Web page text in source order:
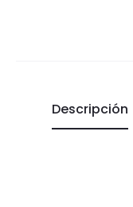
Descripción